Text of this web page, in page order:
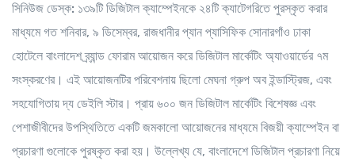
সিনিউজ ডেস্ক: ১৩৯টি ডিজিটাল ক্যাম্পেইনকে ২৪টি ক্যাটেগরিতে পুরস্কৃত করার
মাধ্যমে গত শনিবার, ৯ ডিসেম্বর, রাজধানীর প্যান প্যাসিফিক সোনারগাঁও ঢাকা
হোটেলে বাংলাদেশ ব্র্যান্ড ফোরাম আয়োজন করে ডিজিটাল মার্কেটিং অ্যাওয়ার্ডের ৭ম
সংস্করণের। এই আয়োজনটির পরিবেশনায় ছিলো মেঘনা গ্রুপ অব ইন্ডাস্ট্রিজ, এবং
সহযোগিতায় দ্য ডেইলি স্টার। প্রায় ৬০০ জন ডিজিটাল মার্কেটিং বিশেষজ্ঞ এবং
পেশাজীবীদের উপস্থিতিতে একটি জমকালো আয়োজনের মাধ্যমে বিজয়ী ক্যাম্পেইন বা
প্রচারণা গুলোকে পুরষ্কৃত করা হয়। উল্লেখ্য যে, বাংলাদেশে ডিজিটাল প্রচারণা নিয়ে